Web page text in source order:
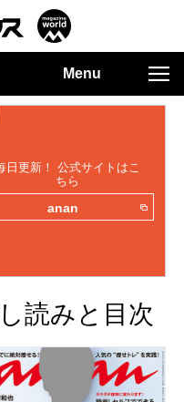
Menu
日更新！ 公式サイトはこ
ちら
anan
読みと目次